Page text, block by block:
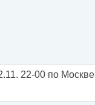
22-00 по Москве